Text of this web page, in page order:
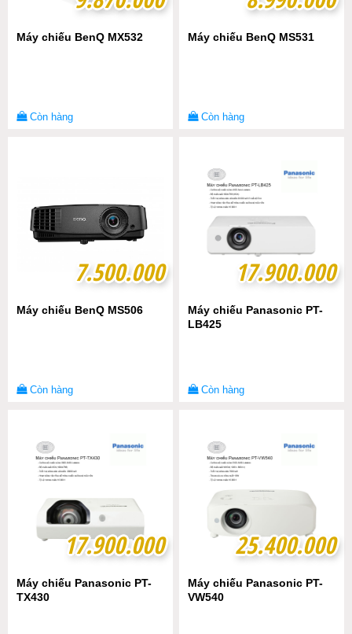
Máy chiếu BenQ MX532
Còn hàng
Máy chiếu BenQ MS531
Còn hàng
7.500.000
7.500.000
Máy chiếu BenQ MS506
Còn hàng
17.900.000
17.900.000
Máy chiếu Panasonic PT-
LB425
Còn hàng
17.900.000
17.900.000
Máy chiếu Panasonic PT-
TX430
25.400.000
25.400.000
Máy chiếu Panasonic PT-
VW540